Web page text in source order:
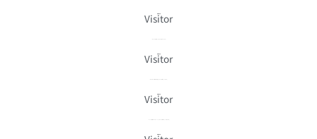
Visitor
Visitor
Visitor